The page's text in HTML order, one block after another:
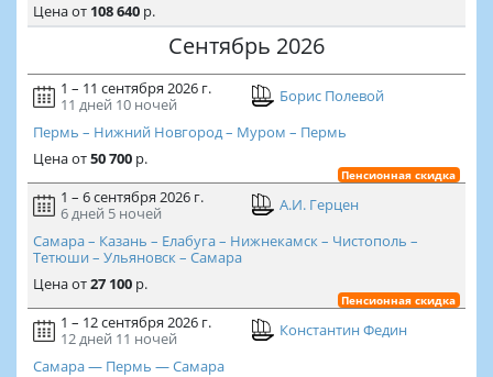
Ценаот 108 640р.
Сентябрь 2026
1 – 11 сентября 2026 г.
11 дней 10 ночей
Борис Полевой
Пермь – Нижний Новгород – Муром – Пермь
Ценаот50 700р.
Пенсионная скидка
1 – 6 сентября 2026 г.
6 дней 5 ночей
А.И. Герцен
Самара – Казань – Елабуга – Нижнекамск – Чистополь –
Тетюши – Ульяновск – Самара
Ценаот27 100р.
Пенсионная скидка
1 – 12 сентября 2026 г.
12 дней 11 ночей
Константин Федин
Самара — Пермь — Самара